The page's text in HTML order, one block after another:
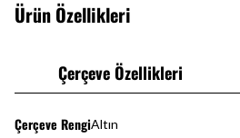
Ürün Özellikleri
Çerçeve Özellikleri
Çerçeve RengiAltın